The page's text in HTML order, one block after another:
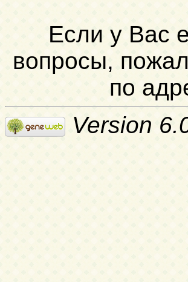
Если у Вас
вопросы,
по
Version